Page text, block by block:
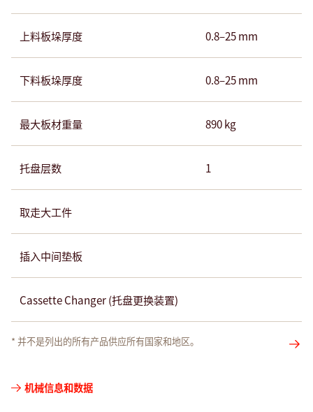
上料板垛厚度 0.8–25 mm
下料板垛厚度 0.8–25 mm
最大板材重量 890 kg
托盘层数 1
取走大工件
插入中间垫板
Cassette Changer (托盘更换装置)
* 并不是列出的所有产品供应所有国家和地区。
机械信息和数据
视